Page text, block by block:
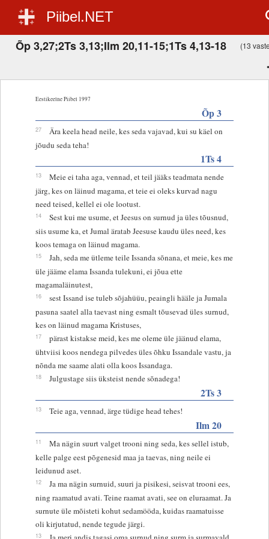
Piibel.NET
Õp 3,27;2Ts 3,13;Ilm 20,11-15;1Ts 4,13-18 (13
Eestikeelne Piibel 1997
Õp 3
27
Ära keela head neile, kes seda vajavad, kui su käel on
jõudu seda teha!
1Ts 4
13
Meie ei taha aga, vennad, et teil jääks teadmata nende
järg, kes on läinud magama, et teie ei oleks kurvad nagu
need teised, kellel ei ole lootust.
14
Sest kui me usume, et Jeesus on surnud ja üles tõusnud,
siis usume ka, et Jumal äratab Jeesuse kaudu üles need, kes
koos temaga on läinud magama.
15
Jah, seda me ütleme teile Issanda sõnana, et meie, kes me
üle jääme elama Issanda tulekuni, ei jõua ette
magamaläinutest,
16
sest Issand ise tuleb sõjahüüu, peaingli hääle ja Jumala
pasuna saatel alla taevast ning esmalt tõusevad üles surnud,
kes on läinud magama Kristuses,
17
pärast kistakse meid, kes me oleme üle jäänud elama,
ühtviisi koos nendega pilvedes üles õhku Issandale vastu, ja
nõnda me saame alati olla koos Issandaga.
18 Julgustage siis üksteist nende sõnadega!
2Ts 3
13 Teie aga, vennad, ärge tüdige head tehes!
Ilm 20
11
Ma nägin suurt valget trooni ning seda, kes sellel istub,
kelle palge eest põgenesid maa ja taevas, ning neile ei
leidunud aset.
12
Ja ma nägin surnuid, suuri ja pisikesi, seisvat trooni ees,
ning raamatud avati. Teine raamat avati, see on eluraamat. Ja
surnute üle mõisteti kohut sedamööda, kuidas raamatuisse
oli kirjutatud, nende tegude järgi.
13